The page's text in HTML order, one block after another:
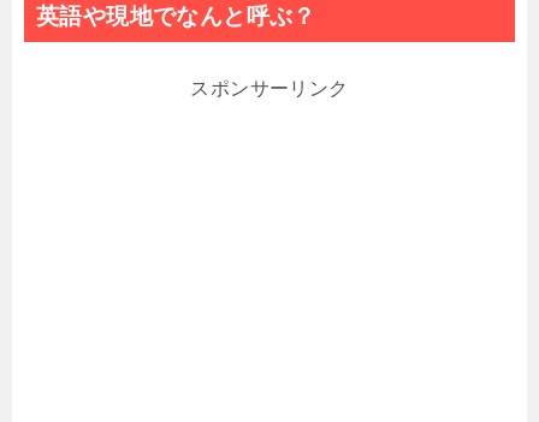
英語や現地でなんと呼ぶ？
スポンサーリンク